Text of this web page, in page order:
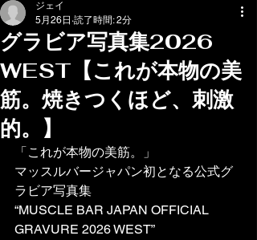
グラビア写真集2026
WEST【これが本物の美
筋。焼きつくほど、刺激
的。】
ジェイ
5月26日 読了時間: 2分
「これが本物の美筋。」
マッスルバージャパン初となる公式グ
ラビア写真集
“MUSCLE BAR JAPAN OFFICIAL
GRAVURE 2026 WEST”